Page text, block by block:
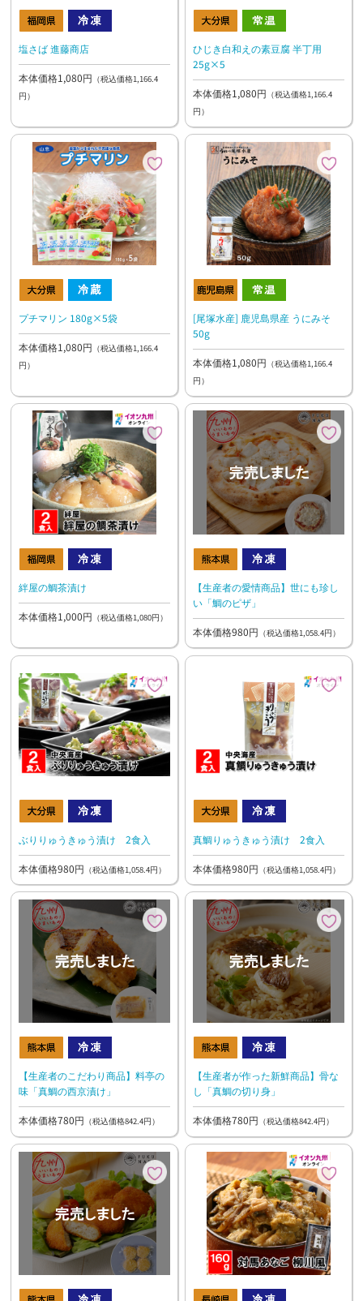
塩さば 進藤商店
本体価格1,080円 （税込価格1,166.4
円）
ひじき白和えの素豆腐 半丁用
25g×5
本体価格1,080円 （税込価格1,166.4
円）
プチマリン 180g×5袋
本体価格1,080円 （税込価格1,166.4
円）
[尾塚水産] 鹿児島県産 うにみそ
50g
本体価格1,080円 （税込価格1,166.4
円）
絆屋の鯛茶漬け
本体価格1,000円 （税込価格1,080円）
【生産者の愛情商品】世にも珍し
い「鯛のピザ」
本体価格980円 （税込価格1,058.4円）
ぶりりゅうきゅう漬け 2食入
本体価格980円 （税込価格1,058.4円）
真鯛りゅうきゅう漬け 2食入
本体価格980円 （税込価格1,058.4円）
【生産者のこだわり商品】料亭の
味「真鯛の西京漬け」
本体価格780円 （税込価格842.4円）
【生産者が作った新鮮商品】骨な
し「真鯛の切り身」
本体価格780円 （税込価格842.4円）